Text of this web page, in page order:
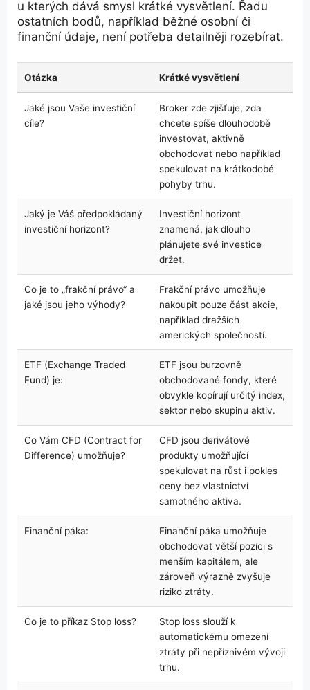
u kterých dává smysl krátké vysvětlení. Řadu
ostatních bodů, například běžné osobní či
finanční údaje, není potřeba detailněji rozebírat.
Otázka Krátké vysvětlení
Jaké jsou Vaše investiční
cíle?
Broker zde zjišťuje, zda
chcete spíše dlouhodobě
investovat, aktivně
obchodovat nebo například
spekulovat na krátkodobé
pohyby trhu.
Jaký je Váš předpokládaný
investiční horizont?
Investiční horizont
znamená, jak dlouho
plánujete své investice
držet.
Co je to „frakční právo“ a
jaké jsou jeho výhody?
Frakční právo umožňuje
nakoupit pouze část akcie,
například dražších
amerických společností.
ETF (Exchange Traded
Fund) je:
ETF jsou burzovně
obchodované fondy, které
obvykle kopírují určitý index,
sektor nebo skupinu aktiv.
Co Vám CFD (Contract for
Difference) umožňuje?
CFD jsou derivátové
produkty umožňující
spekulovat na růst i pokles
ceny bez vlastnictví
samotného aktiva.
Finanční páka:
Finanční páka umožňuje
obchodovat větší pozici s
menším kapitálem, ale
zároveň výrazně zvyšuje
riziko ztráty.
Co je to příkaz Stop loss?
Stop loss slouží k
automatickému omezení
ztráty při nepříznivém vývoji
trhu.